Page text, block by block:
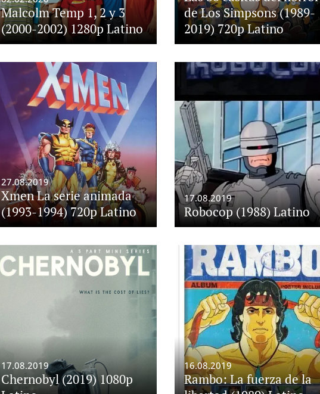
Malcolm Temp 1, 2 y 3
(2000-2002) 1280p Latino
de Los Simpsons (1989-
2019) 720p Latino
27.08.2019
Xmen La serie animada
(1993-1994) 720p Latino
17.08.2019
Robocop (1988) Latino
17.08.2019
Chernobyl (2019) 1080p
16.08.2019
Rambo: La fuerza de la